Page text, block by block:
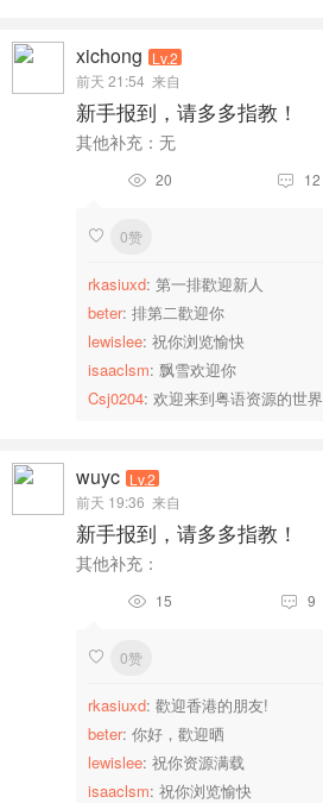
xichong Lv.2
前天 21:54 来自
新手报到，请多多指教！
其他补充：无
 20  12
 0赞
rkasiuxd: 第一排歡迎新人
beter: 排第二歡迎你
lewislee: 祝你浏览愉快
isaaclsm: 飘雪欢迎你
Csj0204: 欢迎来到粤语资源的世界
wuyc Lv.2
前天 19:36 来自
新手报到，请多多指教！
其他补充：
 15  9
 0赞
rkasiuxd: 歡迎香港的朋友!
beter: 你好，歡迎晒
lewislee: 祝你资源满载
isaaclsm: 祝你浏览愉快